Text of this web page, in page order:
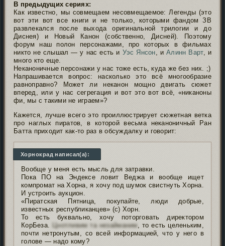
В предыдущих сериях:
Как известно, мы совмещаем несовмещаемое: Легенды (это
вот эти вот все книги и не только, которыми фандом ЗВ
развлекался после выхода оригинальной трилогии и до
Диснея) и Новый Канон (собственно, Дисней). Поэтому
форум наш полон персонажами, про которых в фильмах
никто не слышал — у нас есть и Уэс Янсон, иАлинн Варт, и
много кто еще.
Неканоничные персонажи у нас тоже есть, куда же без них. ;)
Напрашивается вопрос: насколько это всё многообразие
равноправно? Может ли неканон мощно двигать сюжет
вперед, или у нас сегрегация и вот это вот всё, «никаноны
фи, мы с такими не играем»?
Кажется, лучше всего это проиллюстрирует сюжетная ветка
про наглых пиратов, в которой весьма неканоничный Ран
Батта приходит как-то раз в обсуждалку и говорит:
Хорнокрад написал(а):
Вообще у меня есть мысль для затравки.
Пока ПО на Эндексе ловит Веджа и вообще ищет
компромат на Хорна, я хочу под шумок свистнуть Хорна.
И устроить аукцион.
«Пиратская Пятница, покупайте, люди добрые,
известных республиканцев» (с) Хорн.
То есть буквально, хочу поторговать директором
КорБеза. Цнотливим та незайманим, то есть целеньким,
почти нетронутым, со всей информацией, что у него в
голове — надо кому?